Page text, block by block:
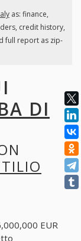
as: finance,
credit history,
full report as zip-
DI
EUR